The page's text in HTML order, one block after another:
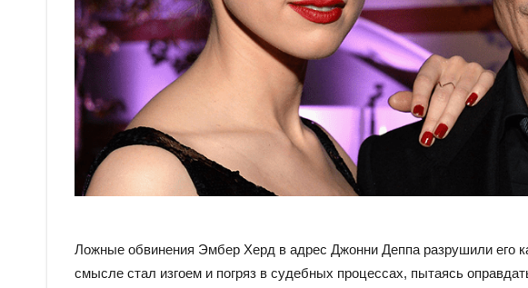
Ложные обвинения Эмбер Херд в адрес Джонни Деппа разрушили его
смысле стал изгоем и погряз в судебных процессах, пытаясь